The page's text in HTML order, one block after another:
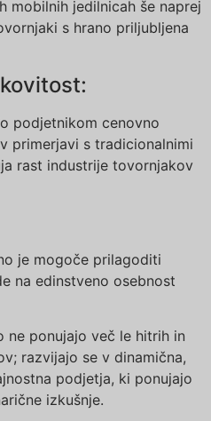
mobilnih jedilnicah še naprej
s hrano priljubljena
podjetnikom cenovno
primerjavi s tradicionalnimi
rast industrije tovornjakov
je mogoče prilagoditi
na edinstveno osebnost
ne ponujajo več le hitrih in
razvijajo se v dinamična,
podjetja, ki ponujajo
izkušnje.